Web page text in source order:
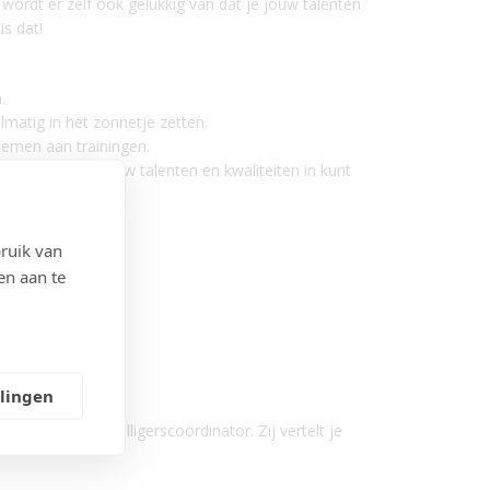
dat!
in het zonnetje zetten.
aan trainingen.
hoe je jouw talenten en kwaliteiten in kunt
met onze Vrijwilligerscoördinator. Zij vertelt je
van
aan te